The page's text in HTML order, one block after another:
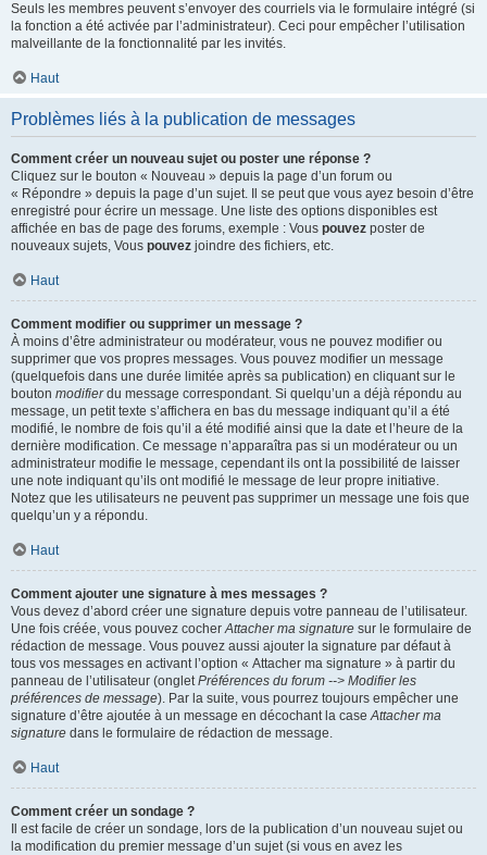
Seuls les membres peuvent s’envoyer des courriels via le formulaire intégré (si
la fonction a été activée par l’administrateur). Ceci pour empêcher l’utilisation
malveillante de la fonctionnalité par les invités.
Haut
Problèmes liés à la publication de messages
Comment créer un nouveau sujet ou poster une réponse ?
Cliquez sur le bouton « Nouveau » depuis la page d’un forum ou
« Répondre » depuis la page d’un sujet. Il se peut que vous ayez besoin d’être
enregistré pour écrire un message. Une liste des options disponibles est
affichée en bas de page des forums, exemple : Vous pouvez poster de
nouveaux sujets, Vous pouvez joindre des fichiers, etc.
Haut
Comment modifier ou supprimer un message ?
À moins d’être administrateur ou modérateur, vous ne pouvez modifier ou
supprimer que vos propres messages. Vous pouvez modifier un message
(quelquefois dans une durée limitée après sa publication) en cliquant sur le
bouton modifierdu message correspondant. Si quelqu’un a déjà répondu au
message, un petit texte s’affichera en bas du message indiquant qu’il a été
modifié, le nombre de fois qu’il a été modifié ainsi que la date et l’heure de la
dernière modification. Ce message n’apparaîtra pas si un modérateur ou un
administrateur modifie le message, cependant ils ont la possibilité de laisser
une note indiquant qu’ils ont modifié le message de leur propre initiative.
Notez que les utilisateurs ne peuvent pas supprimer un message une fois que
quelqu’un y a répondu.
Haut
Comment ajouter une signature à mes messages ?
Vous devez d’abord créer une signature depuis votre panneau de l’utilisateur.
Une fois créée, vous pouvez cocherAttacher ma signature sur le formulaire de
rédaction de message. Vous pouvez aussi ajouter la signature par défaut à
tous vos messages en activant l’option « Attacher ma signature » à partir du
panneau de l’utilisateur (ongletPréférences du forum --> Modifier les
préférences de message). Par la suite, vous pourrez toujours empêcher une
signature d’être ajoutée à un message en décochant la caseAttacher ma
signature dans le formulaire de rédaction de message.
Haut
Comment créer un sondage ?
Il est facile de créer un sondage, lors de la publication d’un nouveau sujet ou
la modification du premier message d’un sujet (si vous en avez les